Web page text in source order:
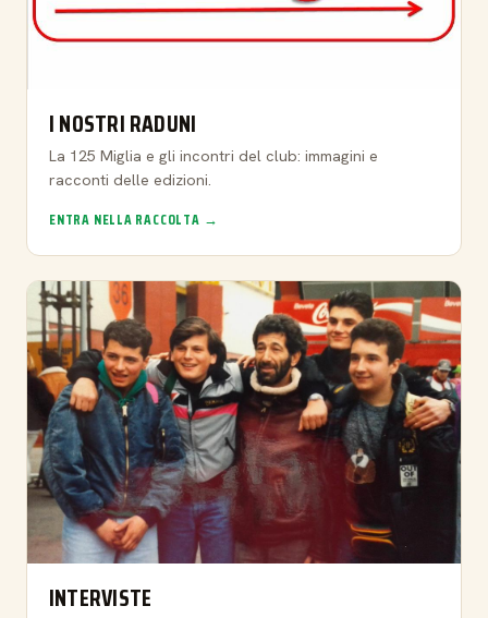
I NOSTRI RADUNI
La 125 Miglia e gli incontri del club: immagini e
racconti delle edizioni.
ENTRA NELLA RACCOLTA →
INTERVISTE